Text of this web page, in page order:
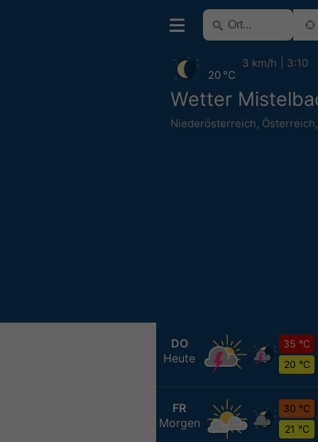
Wetter
Niederösterreich, Österreich
20 °C
3 km/h 3:10
DO
Heute
35 °C
20 °C
FR
Morgen
30 °C
21 °C